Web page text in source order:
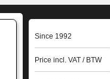
Since 1992
Price incl. VAT / BTW